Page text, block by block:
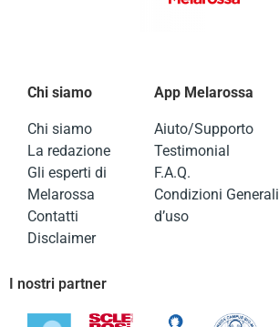
Chi siamo
Chi siamo
La redazione
Gli esperti di
Melarossa
Contatti
Disclaimer
App Melarossa
Aiuto/Supporto
Testimonial
F.A.Q.
Condizioni Generali
d’uso
I nostri partner